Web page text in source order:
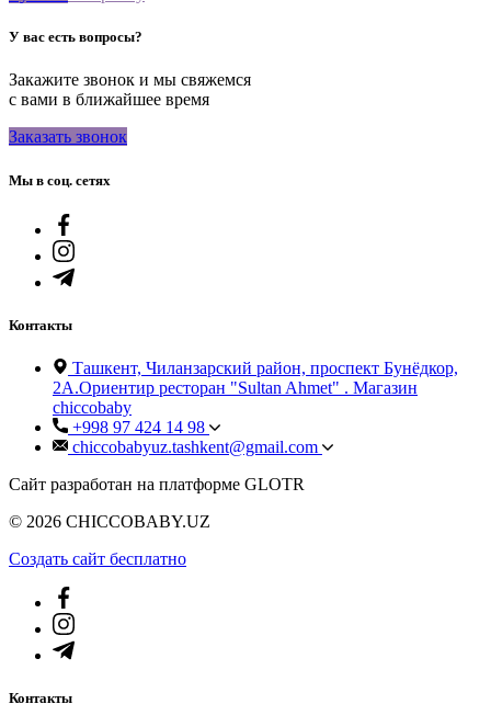
У вас есть вопросы?
Закажите звонок и мы свяжемся
с вами в ближайшее время
Заказать звонок
Мы в соц. сетях
Контакты
Ташкент, Чиланзарский район, проспект Бунёдкор,
2А.Ориентир ресторан "Sultan Ahmet" . Магазин
chiccobaby
+998 97 424 14 98
chiccobabyuz.tashkent@gmail.com
Сайт разработан на платформе GLOTR
© 2026 CHICCOBABY.UZ
Создать cайт бесплатно
Контакты